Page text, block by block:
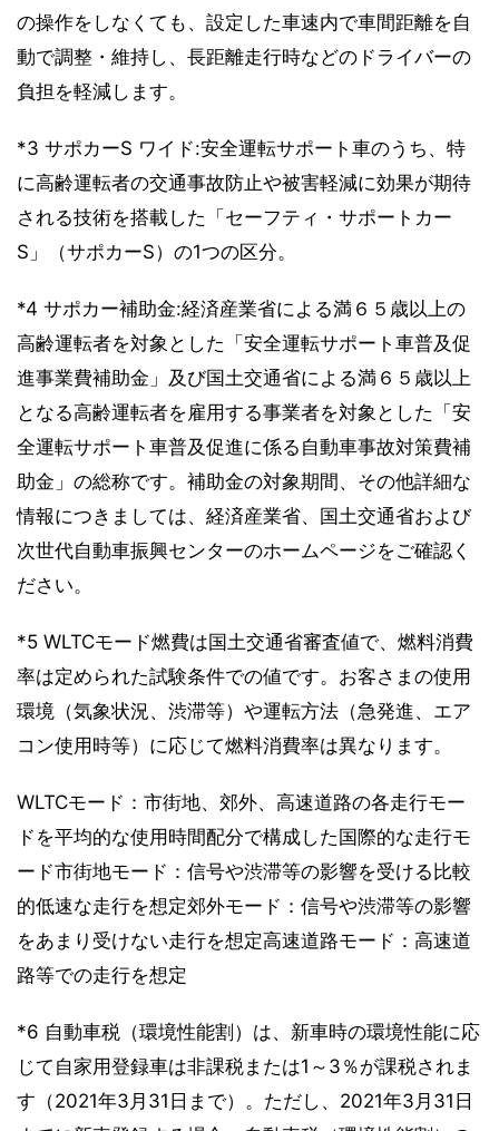
の操作をしなくても、設定した車速内で車間距離を自
動で調整・維持し、長距離走行時などのドライバーの
負担を軽減します。
*3 サポカーS ワイド:安全運転サポート車のうち、特
に高齢運転者の交通事故防止や被害軽減に効果が期待
される技術を搭載した「セーフティ・サポートカー
S」（サポカーS）の1つの区分。
*4 サポカー補助金:経済産業省による満６５歳以上の
高齢運転者を対象とした「安全運転サポート車普及促
進事業費補助金」及び国土交通省による満６５歳以上
となる高齢運転者を雇用する事業者を対象とした「安
全運転サポート車普及促進に係る自動車事故対策費補
助金」の総称です。補助金の対象期間、その他詳細な
情報につきましては、経済産業省、国土交通省および
次世代自動車振興センターのホームページをご確認く
ださい。
*5 WLTCモード燃費は国土交通省審査値で、燃料消費
率は定められた試験条件での値です。お客さまの使用
環境（気象状況、渋滞等）や運転方法（急発進、エア
コン使用時等）に応じて燃料消費率は異なります。
WLTCモード：市街地、郊外、高速道路の各走行モー
ドを平均的な使用時間配分で構成した国際的な走行モ
ード市街地モード：信号や渋滞等の影響を受ける比較
的低速な走行を想定郊外モード：信号や渋滞等の影響
をあまり受けない走行を想定高速道路モード：高速道
路等での走行を想定
*6 自動車税（環境性能割）は、新車時の環境性能に応
じて自家用登録車は非課税または1～3％が課税されま
す（2021年3月31日まで）。ただし、2021年3月31日